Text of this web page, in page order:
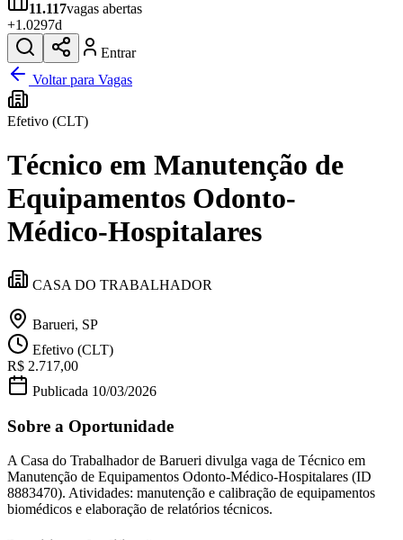
Gastronomia
Cinema & Shows
Jogos
Novo
Para Sua Empresa
Cadastrar Empresa
Publicidade Legal
Política
Eleições
Esportes
Saúde
Meio Ambiente
Educação
Bairros de Barueri
Selecione sua regiãoPara notícias da sua região
AldeiaAldeia da SerraAldeia de Barueri
VistaCalifórniaCarapicuíbaCentroChácaras MarcoCidades da
RegiãoCotia Cruz PretaEngenho NovoFazenda
MilitarItapeviJandiraJardim AudirJardim Belval Jardim
CalifórniaJardim dos AltosJardim dos Camargos
11.117vagas abertas
+1.0297d
Entrar
Voltar para Vagas
Efetivo (CLT)
Técnico em Manutenção de
Equipamentos Odonto-
Médico-Hospitalares
CASA DO TRABALHADOR
Barueri, SP
Efetivo (CLT)
R$ 2.717,00
Publicada 10/03/2026
Sobre a Oportunidade
A Casa do Trabalhador de Barueri divulga vaga de Técnico em
Manutenção de Equipamentos Odonto-Médico-Hospitalares (ID
8883470). Atividades: manutenção e calibração de equipamentos
biomédicos e elaboração de relatórios técnicos.